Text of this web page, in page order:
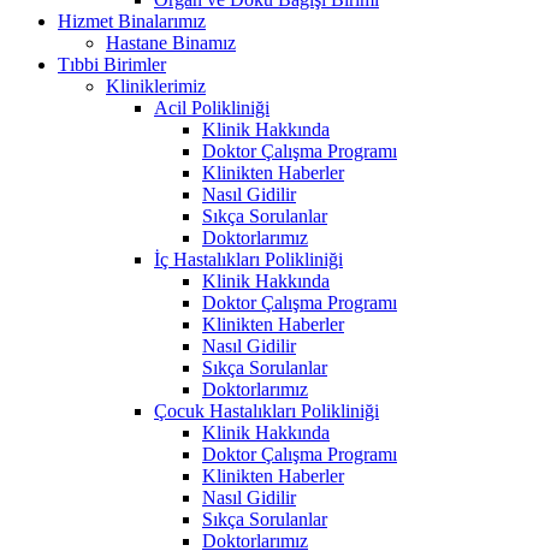
Hizmet Binalarımız
Hastane Binamız
Tıbbi Birimler
Kliniklerimiz
Acil Polikliniği
Klinik Hakkında
Doktor Çalışma Programı
Klinikten Haberler
Nasıl Gidilir
Sıkça Sorulanlar
Doktorlarımız
İç Hastalıkları Polikliniği
Klinik Hakkında
Doktor Çalışma Programı
Klinikten Haberler
Nasıl Gidilir
Sıkça Sorulanlar
Doktorlarımız
Çocuk Hastalıkları Polikliniği
Klinik Hakkında
Doktor Çalışma Programı
Klinikten Haberler
Nasıl Gidilir
Sıkça Sorulanlar
Doktorlarımız